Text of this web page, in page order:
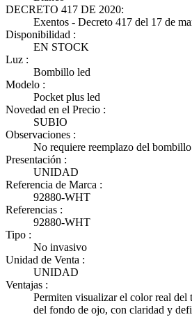
DECRETO 417 DE 2020:
Exentos - Decreto 417 del 17 de
Disponibilidad :
EN STOCK
Luz :
Bombillo led
Modelo :
Pocket plus led
Novedad en el Precio :
SUBIO
Observaciones :
No requiere reemplazo del bombillo
Presentación :
UNIDAD
Referencia de Marca :
92880-WHT
Referencias :
92880-WHT
Tipo :
No invasivo
Unidad de Venta :
UNIDAD
Ventajas :
Permiten visualizar el color real
del fondo de ojo, con claridad y